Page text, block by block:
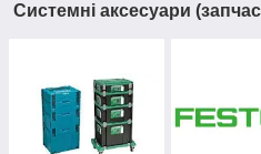
Системні аксесуари